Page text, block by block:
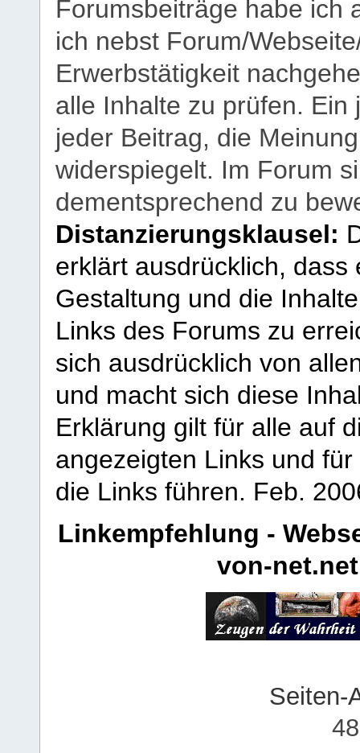
Forumsbeiträge habe ich
ich nebst Forum/
Erwerbstätigkeit
alle Inhalte zu prüfen.
jeder Beitrag, die
widerspiegelt. Im Forum
dementsprechend zu
Distanzierungsklausel:
erklärt ausdrücklich,
Gestaltung und die
Links des Forums zu
sich ausdrücklich von
und macht sich diese
Erklärung gilt für alle auf
angezeigten Links und
die Links führen. Feb.
Linkempfehlung -
von-net.net
Seiten-